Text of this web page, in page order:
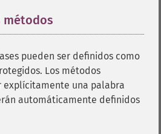
pueden ser definidos como
Los métodos
explícitamente una palabra
automáticamente definidos